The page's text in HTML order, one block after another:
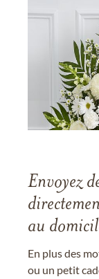
Envoyez
au
En plus des
ou un petit